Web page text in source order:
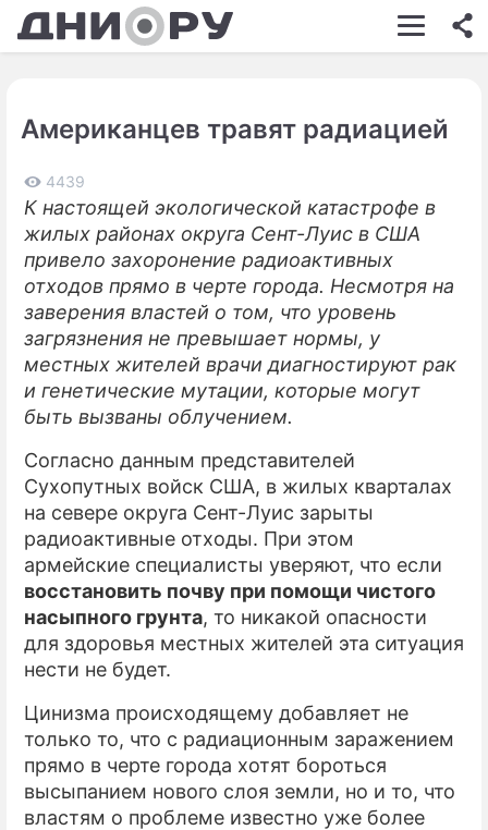
ШОУ-БИЗНЕС
КИНО
ЗДОРОВЬЕ
ЭКОНОМИКА
ПРОИСШЕСТВИЯ
СОННИК
СТИЛЬ ЖИЗНИ
ИГРЫ
ПРЕСС-РЕЛИЗЫ
О ПРОЕКТЕ
Американцев травят радиацией
4439
К настоящей экологической катастрофе в
жилых районах округа Сент-Луис в США
привело захоронение радиоактивных
отходов прямо в черте города. Несмотря на
заверения властей о том, что уровень
загрязнения не превышает нормы, у
местных жителей врачи диагностируют рак
и генетические мутации, которые могут
быть вызваны облучением.
Согласно данным представителей
Сухопутных войск США, в жилых кварталах
на севере округа Сент-Луис зарыты
радиоактивные отходы. При этом
армейские специалисты уверяют, что если
восстановить почву при помощи чистого
насыпного грунта, то никакой опасности
для здоровья местных жителей эта ситуация
нести не будет.
Цинизма происходящему добавляет не
только то, что с радиационным заражением
прямо в черте города хотят бороться
высыпанием нового слоя земли, но и то, что
властям о проблеме известно уже более